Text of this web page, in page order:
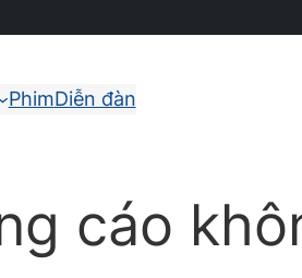
PhimDiễn đàn
cáo